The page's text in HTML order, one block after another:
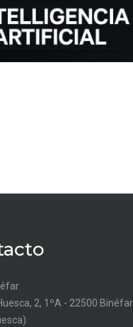
2, 1ºA - 22500 Binéfar